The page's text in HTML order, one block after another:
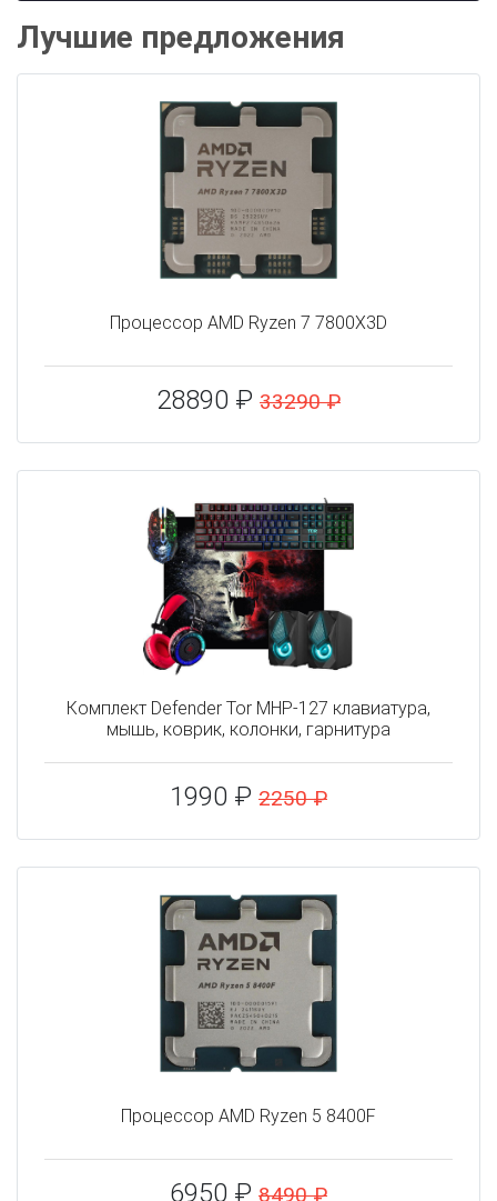
Лучшие предложения
Процессор AMD Ryzen 7 7800X3D
28890 ₽ 33290 ₽
Комплект Defender Tor MHP-127 клавиатура,
мышь, коврик, колонки, гарнитура
1990 ₽ 2250 ₽
Процессор AMD Ryzen 5 8400F
6950 ₽ 8490 ₽